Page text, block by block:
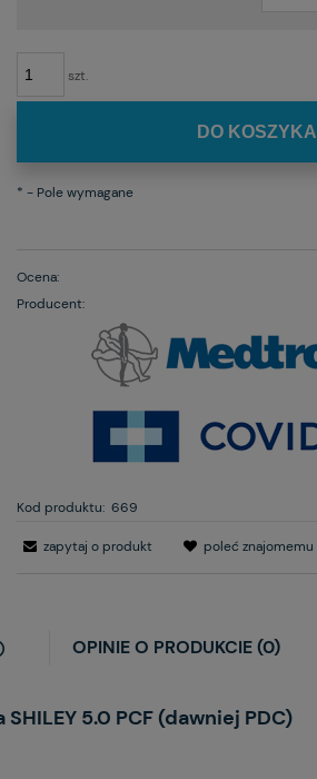
szt.
DO KOSZYKA
* - Pole wymagane
Ocena:
Producent:
Kod produktu: 669
zapytaj o produkt poleć znajomemu
OPINIE O PRODUKCIE (0)
5.0 PCF (dawniej PDC)